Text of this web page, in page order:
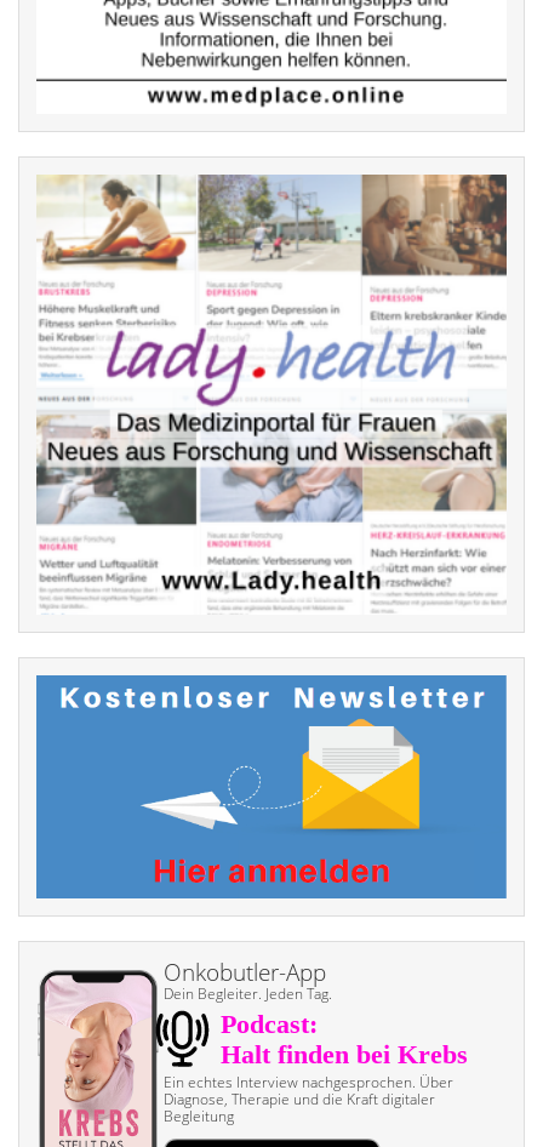
Onkobutler-App
Dein Begleiter. Jeden Tag.
Ein echtes Interview nach­gesprochen. Über
Diagnose, Therapie und die Kraft digitaler
Begleitung